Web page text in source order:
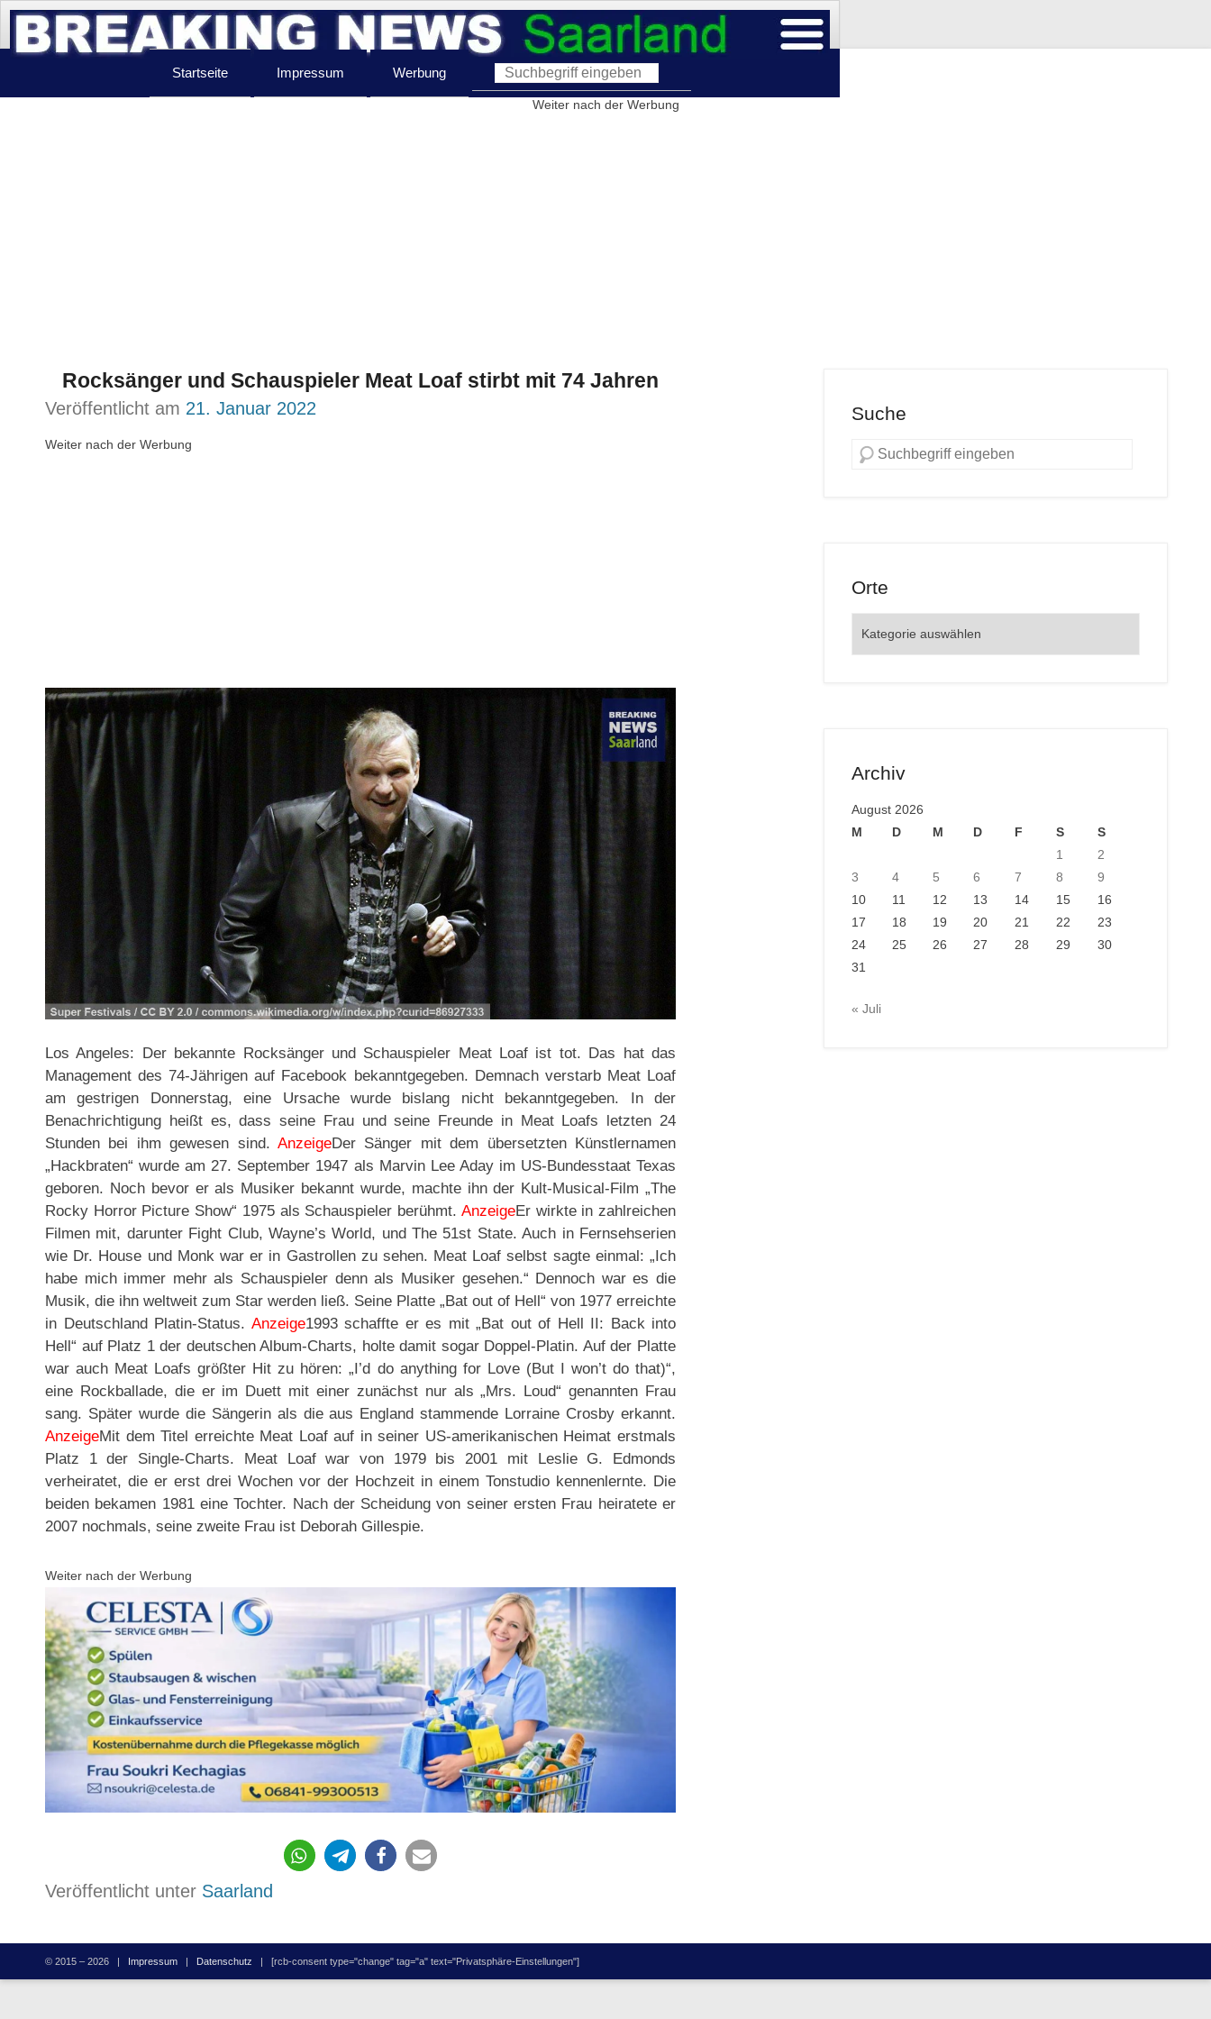
Startseite Impressum Werbung
Weiter nach der Werbung
Rocksänger und Schauspieler Meat Loaf stirbt mit 74 Jahren
Veröffentlicht am 21. Januar 2022
Weiter nach der Werbung
Los Angeles: Der bekannte Rocksänger und Schauspieler Meat Loaf ist tot. Das hat das
Management des 74-Jährigen auf Facebook bekanntgegeben. Demnach verstarb Meat Loaf
am gestrigen Donnerstag, eine Ursache wurde bislang nicht bekanntgegeben. In der
Benachrichtigung heißt es, dass seine Frau und seine Freunde in Meat Loafs letzten 24
Stunden bei ihm gewesen sind. AnzeigeDer Sänger mit dem übersetzten Künstlernamen
„Hackbraten“ wurde am 27. September 1947 als Marvin Lee Aday im US-Bundesstaat Texas
geboren. Noch bevor er als Musiker bekannt wurde, machte ihn der Kult-Musical-Film „The
Rocky Horror Picture Show“ 1975 als Schauspieler berühmt. AnzeigeEr wirkte in zahlreichen
Filmen mit, darunter Fight Club, Wayne’s World, und The 51st State. Auch in Fernsehserien
wie Dr. House und Monk war er in Gastrollen zu sehen. Meat Loaf selbst sagte einmal: „Ich
habe mich immer mehr als Schauspieler denn als Musiker gesehen.“ Dennoch war es die
Musik, die ihn weltweit zum Star werden ließ. Seine Platte „Bat out of Hell“ von 1977 erreichte
in Deutschland Platin-Status. Anzeige1993 schaffte er es mit „Bat out of Hell II: Back into
Hell“ auf Platz 1 der deutschen Album-Charts, holte damit sogar Doppel-Platin. Auf der Platte
war auch Meat Loafs größter Hit zu hören: „I’d do anything for Love (But I won’t do that)“,
eine Rockballade, die er im Duett mit einer zunächst nur als „Mrs. Loud“ genannten Frau
sang. Später wurde die Sängerin als die aus England stammende Lorraine Crosby erkannt.
AnzeigeMit dem Titel erreichte Meat Loaf auf in seiner US-amerikanischen Heimat erstmals
Platz 1 der Single-Charts. Meat Loaf war von 1979 bis 2001 mit Leslie G. Edmonds
verheiratet, die er erst drei Wochen vor der Hochzeit in einem Tonstudio kennenlernte. Die
beiden bekamen 1981 eine Tochter. Nach der Scheidung von seiner ersten Frau heiratete er
2007 nochmals, seine zweite Frau ist Deborah Gillespie.
Weiter nach der Werbung
693
Veröffentlicht unter Saarland
Suche
Orte
Archiv
August 2026
M
D M D F S
S
1
2
3
4 5 6 7 8
9
10
11 12 13 14 15
16
17
18 19 20 21 22
23
24
25 26 27 28 29
30
31
« Juli
© 2015 – 2026 | Impressum | Datenschutz | [rcb-consent type="change" tag="a" text="Privatsphäre-Einstellungen"]